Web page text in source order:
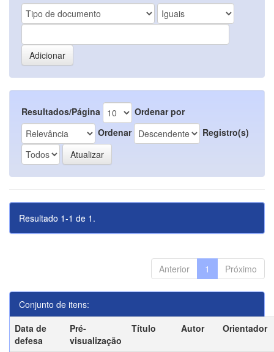
Resultados/Página
Ordenar por
Ordenar
Registro(s)
Resultado 1-1 de 1.
Anterior 1 Próximo
Conjunto de itens:
Data de
defesa
Pré-
visualização
Título Autor Orientador